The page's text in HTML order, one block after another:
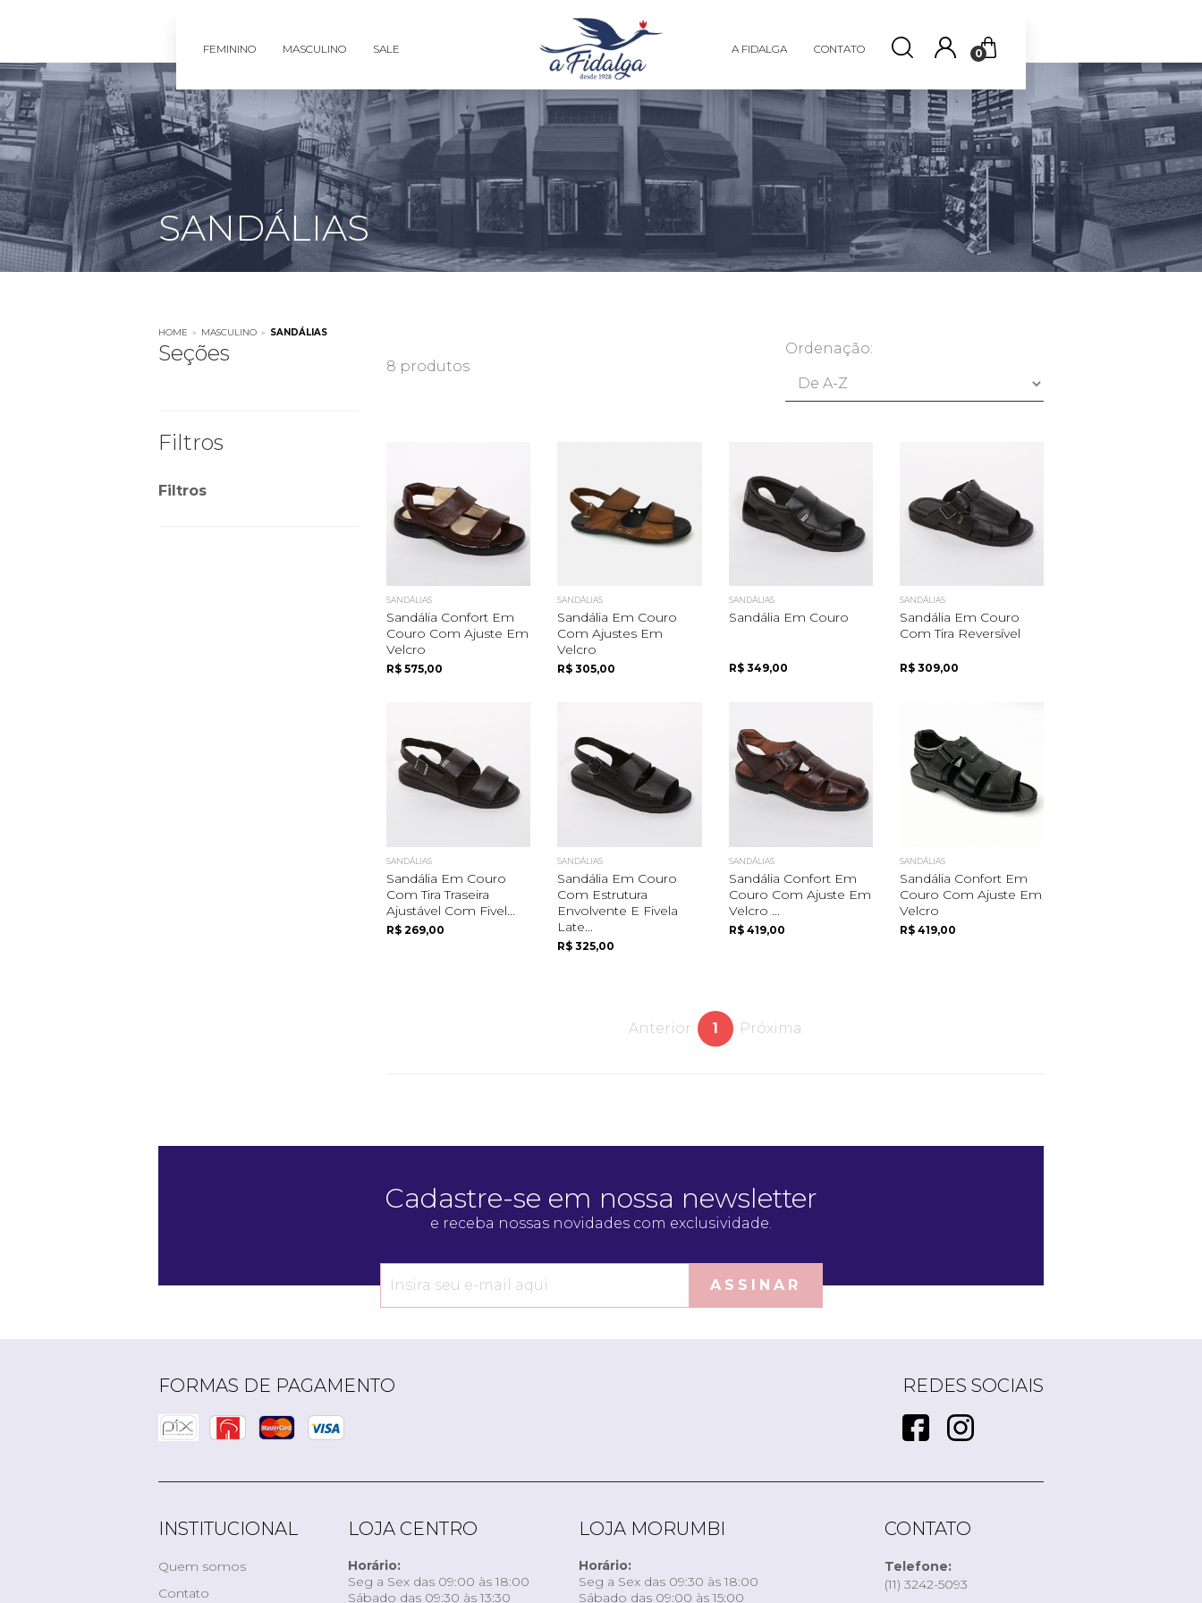
0
FEMININO MASCULINO SALE A FIDALGA CONTATO
SANDÁLIAS
HOME » MASCULINO » SANDÁLIAS
8 produtos
Ordenação:
SANDÁLIAS
Sandália Confort Em
Couro Com Ajuste Em
Velcro
R$ 575,00
SANDÁLIAS
Sandália Em Couro
Com Ajustes Em
Velcro
R$ 305,00
SANDÁLIAS
Sandália Em Couro
R$ 349,00
SANDÁLIAS
Sandália Em Couro
Com Tira Reversível
R$ 309,00
SANDÁLIAS
Sandália Em Couro
Com Tira Traseira
Ajustável Com Fivel...
R$ 269,00
SANDÁLIAS
Sandália Em Couro
Com Estrutura
Envolvente E Fivela
Late...
R$ 325,00
SANDÁLIAS
Sandália Confort Em
Couro Com Ajuste Em
Velcro ...
R$ 419,00
SANDÁLIAS
Sandália Confort Em
Couro Com Ajuste Em
Velcro
R$ 419,00
Anterior 1 Próxima
Seções
Filtros
Filtros
Cadastre-se em nossa newsletter
e receba nossas novidades com exclusividade.
ASSINAR
FORMAS DE PAGAMENTO REDES SOCIAIS
INSTITUCIONAL
Quem somos
Contato
LOJA CENTRO
Horário:
Seg a Sex das 09:00 às 18:00
Sábado das 09:30 às 13:30
LOJA MORUMBI
Horário:
Seg a Sex das 09:30 às 18:00
Sábado das 09:00 às 15:00
CONTATO
Telefone:
(11) 3242-5093